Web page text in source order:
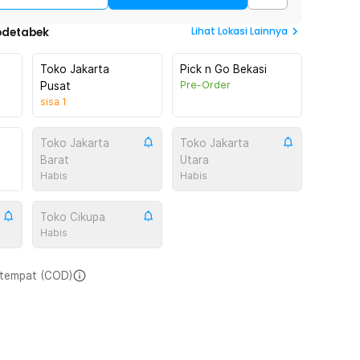
Lihat Lokasi Lainnya
Toko Jakarta
Pusat
sisa 1
Pick n Go Bekasi
Pre-Order
Toko Jakarta
Barat
Habis
Toko Jakarta
Utara
Habis
Toko Cikupa
Habis
(COD)